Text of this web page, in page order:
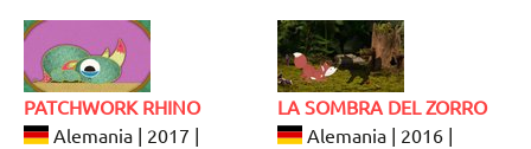
PATCHWORK RHINO
Alemania | 2017 |
LA SOMBRA DEL ZORRO
Alemania | 2016 |